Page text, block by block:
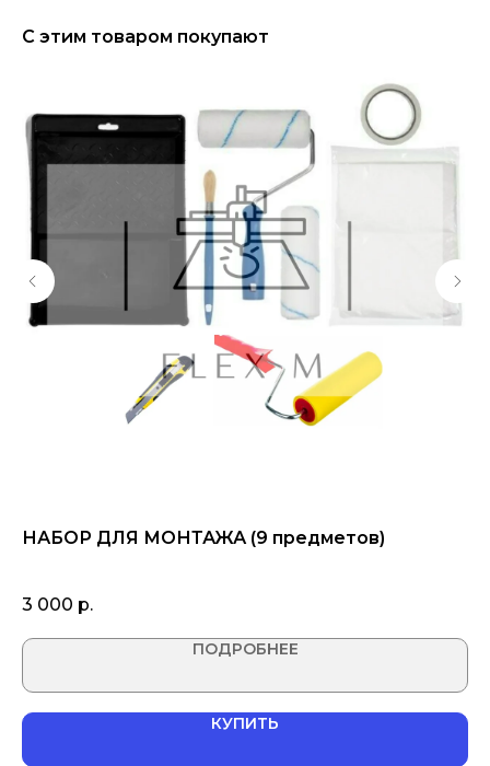
С этим товаром покупают
НАБОР ДЛЯ МОНТАЖА (9 предметов)
3 000 р.
ПОДРОБНЕЕ
КУПИТЬ